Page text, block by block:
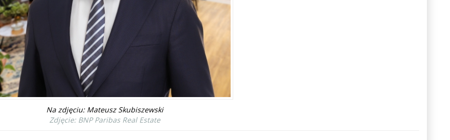
Na zdjęciu: Mateusz Skubiszewski
Zdjęcie: BNP Paribas Real Estate